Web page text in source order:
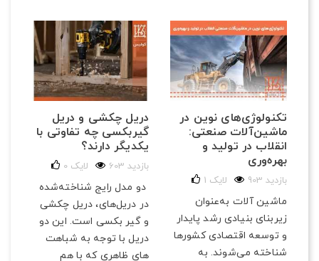
دریل چکشی و دریل
گیربکسی چه تفاوتی با
یکدیگر دارند؟
603 بازدید 0 لایک
دو مدل رایج شناخته‌شده
در دریل‌های، دریل چکشی
و گیر بکسی است. این دو
دریل با توجه به شباهت
های ظاهری که با هم
تکنولوژی‌های نوین در
ماشین‌آلات صنعتی:
انقلاب در تولید و
بهره‌وری
903 بازدید 1 لایک
ماشین آلات به‌عنوان
زیربنای بنیادی رشد پایدار
و توسعه اقتصادی کشورها
شناخته می‌شوند. به